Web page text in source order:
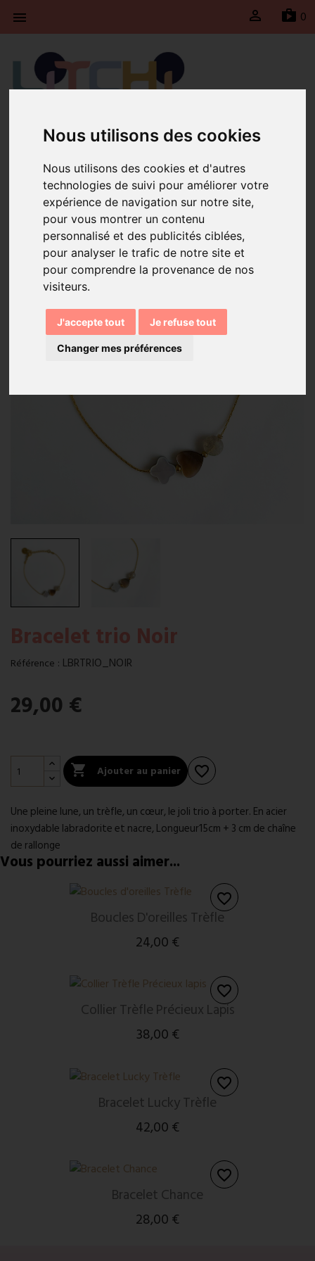
Nous utilisons des cookies
Nous utilisons des cookies et d'autres
technologies de suivi pour améliorer votre
expérience de navigation sur notre site,
pour vous montrer un contenu
personnalisé et des publicités ciblées,
pour analyser le trafic de notre site et
pour comprendre la provenance de nos
visiteurs.
J'accepte tout Je refuse tout
Changer mes préférences
 0

Litchi fait une pause du 30 juillet jusqu’au 23 août
2026 inclus. Les expéditions seront suspendues
durant cette période et reprendront le lundi 24
août 2026.
Accueil
Bracelet trio Noir
Bracelet trio Noir
Référence : LBRTRIO_NOIR
29,00 €
 Ajouter au panier favorite_border
Une pleine lune, un trèfle, un cœur, le joli trio à porter. En acier
inoxydable labradorite et nacre, Longueur15cm + 3 cm de chaîne
de rallonge
Vous pourriez aussi aimer...
Boucles D'oreilles Trèfle
24,00 €
favorite_border
Collier Trèfle Précieux Lapis
38,00 €
favorite_border
Bracelet Lucky Trèfle
42,00 €
favorite_border
Bracelet Chance
28,00 €
favorite_border